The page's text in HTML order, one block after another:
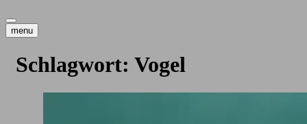
menu
Schlagwort: Vogel